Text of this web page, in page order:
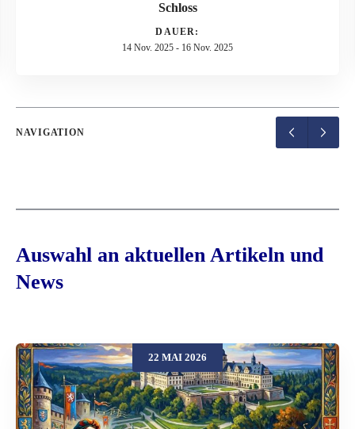
Schloss
DAUER:
14 Nov. 2025 - 16 Nov. 2025
NAVIGATION
Auswahl an aktuellen Artikeln und
News
22 MAI 2026